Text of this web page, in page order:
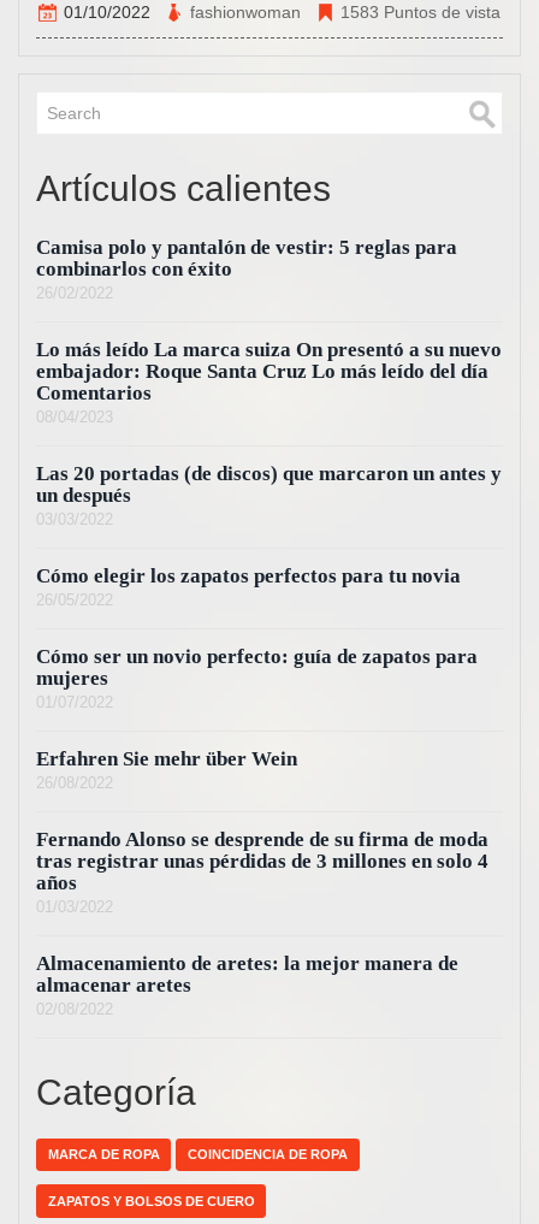
01/10/2022 fashionwoman 1583 Puntos de vista
Artículos calientes
Camisa polo y pantalón de vestir: 5 reglas para
combinarlos con éxito
26/02/2022
Lo más leído La marca suiza On presentó a su nuevo
embajador: Roque Santa Cruz Lo más leído del día
Comentarios
08/04/2023
Las 20 portadas (de discos) que marcaron un antes y
un después
03/03/2022
Cómo elegir los zapatos perfectos para tu novia
26/05/2022
Cómo ser un novio perfecto: guía de zapatos para
mujeres
01/07/2022
Erfahren Sie mehr über Wein
26/08/2022
Fernando Alonso se desprende de su firma de moda
tras registrar unas pérdidas de 3 millones en solo 4
años
01/03/2022
Almacenamiento de aretes: la mejor manera de
almacenar aretes
02/08/2022
Categoría
MARCA DE ROPA COINCIDENCIA DE ROPA
ZAPATOS Y BOLSOS DE CUERO